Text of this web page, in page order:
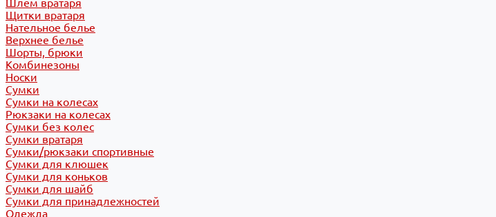
Шлем вратаря
Щитки вратаря
Нательное белье
Верхнее белье
Шорты, брюки
Комбинезоны
Носки
Сумки
Сумки на колесах
Рюкзаки на колесах
Сумки без колес
Сумки вратаря
Сумки/рюкзаки спортивные
Сумки для клюшек
Сумки для коньков
Сумки для шайб
Сумки для принадлежностей
Одежда